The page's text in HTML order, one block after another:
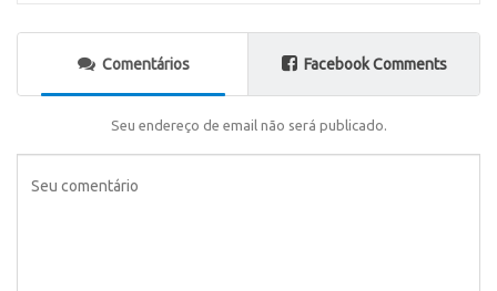
Comentários Facebook Comments
Seu endereço de email não será publicado.